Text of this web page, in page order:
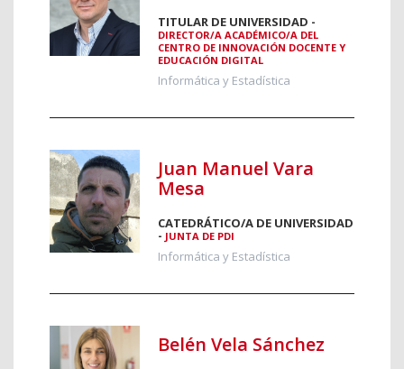
TITULAR DE UNIVERSIDAD -
DIRECTOR/A ACADÉMICO/A DEL
CENTRO DE INNOVACIÓN DOCENTE Y
EDUCACIÓN DIGITAL
Informática y Estadística
Juan Manuel Vara
Mesa
CATEDRÁTICO/A DE UNIVERSIDAD
- JUNTA DE PDI
Informática y Estadística
Belén Vela Sánchez